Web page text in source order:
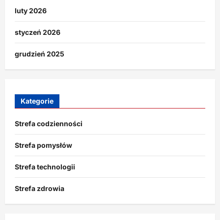
luty 2026
styczeń 2026
grudzień 2025
Kategorie
Strefa codzienności
Strefa pomysłów
Strefa technologii
Strefa zdrowia